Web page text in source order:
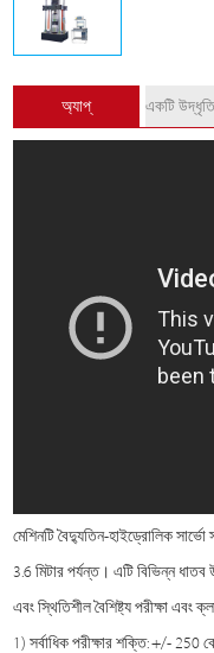
অ্যাপ্
মেশিনটি বৈদ্যুতিন-হাইড্রোলিক সার্ভো
3.6 মিটার পর্যন্ত। এটি বিভিন্ন
এবং স্থিতিশীল বৈশিষ্ট্য পরীক্ষা এবং
1) সর্বাধিক পরীক্ষার শক্তি: +/- 250